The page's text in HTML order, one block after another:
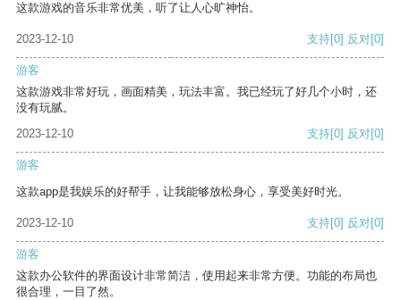
这款游戏的音乐非常优美，听了让人心旷神怡。
2023-12-10 支持[0] 反对[0]
游客
这款游戏非常好玩，画面精美，玩法丰富。我已经玩了好几个小时，还
没有玩腻。
2023-12-10
支持[0] 反对[0]
游客
这款app是我娱乐的好帮手，让我能够放松身心，享受美好时光。
2023-12-10 支持[0] 反对[0]
游客
这款办公软件的界面设计非常简洁，使用起来非常方便。功能的布局也
很合理，一目了然。